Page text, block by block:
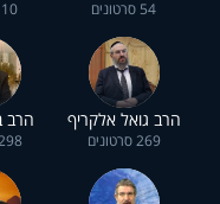
54 סרטונים 10 סרטונים
הרב גואל אלקריף
269 סרטונים
הרב
298